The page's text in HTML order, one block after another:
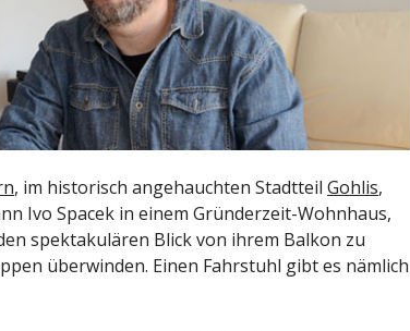
, im historisch angehauchten Stadtteil Gohlis,
Ivo Spacek in einem Gründerzeit-Wohnhaus,
spektakulären Blick von ihrem Balkon zu
überwinden. Einen Fahrstuhl gibt es nämlich